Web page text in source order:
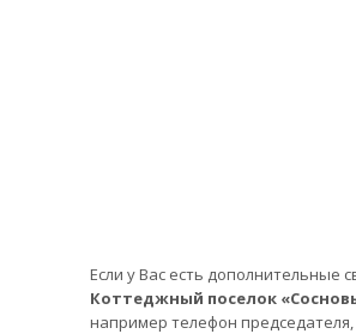
Если у Вас есть дополнительные
Коттеджный поселок
например телефон председателя,